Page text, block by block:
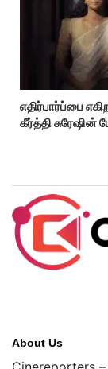
எதிர்பார்ப்பை
கீர்த்தி சுரேஷின்
About Us